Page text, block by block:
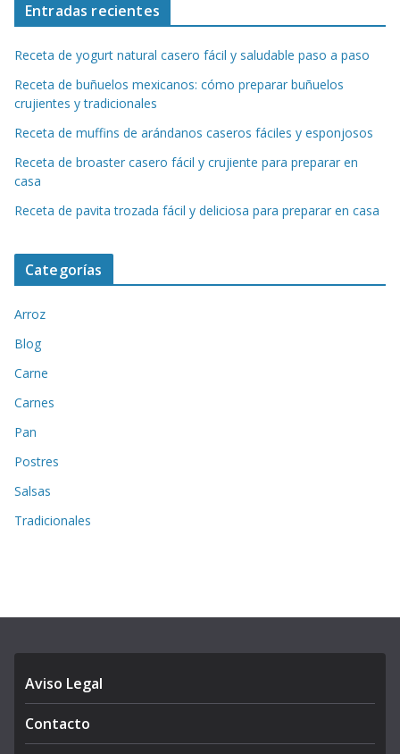
Entradas recientes
Receta de yogurt natural casero fácil y saludable paso a paso
Receta de buñuelos mexicanos: cómo preparar buñuelos
crujientes y tradicionales
Receta de muffins de arándanos caseros fáciles y esponjosos
Receta de broaster casero fácil y crujiente para preparar en
casa
Receta de pavita trozada fácil y deliciosa para preparar en casa
Categorías
Arroz
Blog
Carne
Carnes
Pan
Postres
Salsas
Tradicionales
Aviso Legal
Contacto